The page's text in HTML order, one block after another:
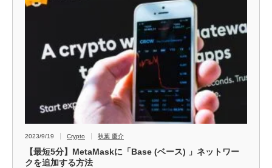
2023/9/19 Crypto 秋葉 慶介
【最短5分】MetaMaskに「Base (ベース) 」ネットワー
クを追加する方法